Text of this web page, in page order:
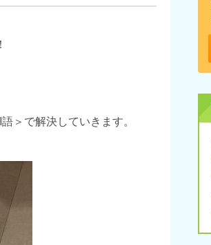
＞で解決していきます。